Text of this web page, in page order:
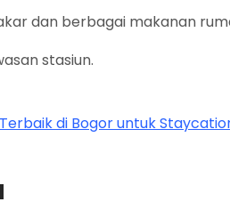
dan berbagai makanan
stasiun.
di Bogor untuk